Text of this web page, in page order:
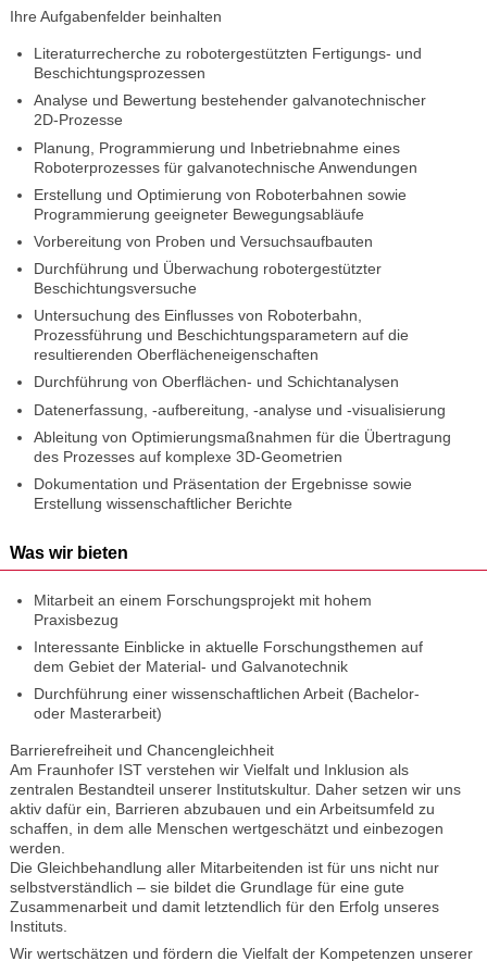
Ihre Aufgabenfelder beinhalten
Literaturrecherche zu robotergestützten Fertigungs- und
Beschichtungsprozessen
Analyse und Bewertung bestehender galvanotechnischer
2D-Prozesse
Planung, Programmierung und Inbetriebnahme eines
Roboterprozesses für galvanotechnische Anwendungen
Erstellung und Optimierung von Roboterbahnen sowie
Programmierung geeigneter Bewegungsabläufe
Vorbereitung von Proben und Versuchsaufbauten
Durchführung und Überwachung robotergestützter
Beschichtungsversuche
Untersuchung des Einflusses von Roboterbahn,
Prozessführung und Beschichtungsparametern auf die
resultierenden Oberflächeneigenschaften
Durchführung von Oberflächen- und Schichtanalysen
Datenerfassung, -aufbereitung, -analyse und -visualisierung
Ableitung von Optimierungsmaßnahmen für die Übertragung
des Prozesses auf komplexe 3D-Geometrien
Dokumentation und Präsentation der Ergebnisse sowie
Erstellung wissenschaftlicher Berichte
Was wir bieten
Mitarbeit an einem Forschungsprojekt mit hohem
Praxisbezug
Interessante Einblicke in aktuelle Forschungsthemen auf
dem Gebiet der Material- und Galvanotechnik
Durchführung einer wissenschaftlichen Arbeit (Bachelor-
oder Masterarbeit)
Barrierefreiheit und Chancengleichheit
Am Fraunhofer IST verstehen wir Vielfalt und Inklusion als
zentralen Bestandteil unserer Institutskultur. Daher setzen wir uns
aktiv dafür ein, Barrieren abzubauen und ein Arbeitsumfeld zu
schaffen, in dem alle Menschen wertgeschätzt und einbezogen
werden.
Die Gleichbehandlung aller Mitarbeitenden ist für uns nicht nur
selbstverständlich – sie bildet die Grundlage für eine gute
Zusammenarbeit und damit letztendlich für den Erfolg unseres
Instituts.
Wir wertschätzen und fördern die Vielfalt der Kompetenzen unserer